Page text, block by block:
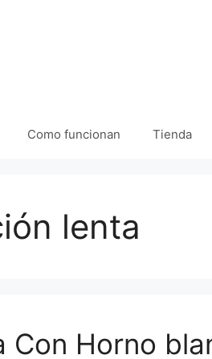
Como funcionan Tienda
lenta
Con Horno